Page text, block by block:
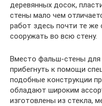
деревянных досок,
стены мало чем
работ здесь почти те же
сооружать во всю стену.
Вместо фальш-стены
прибегнуть к помощи
подобные конструкции
обладают широким
изготовлены из стекла,